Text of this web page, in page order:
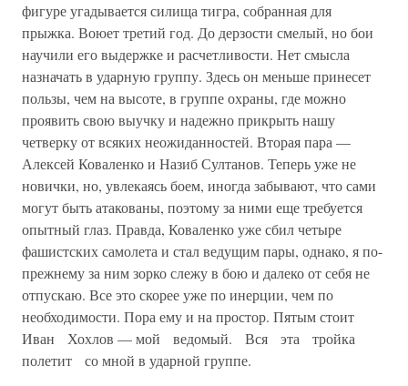
фигуре угадывается силища тигра, собранная для
прыжка. Воюет третий год. До дерзости смелый, но бои
научили его выдержке и расчетливости. Нет смысла
назначать в ударную группу. Здесь он меньше принесет
пользы, чем на высоте, в группе охраны, где можно
проявить свою выучку и надежно прикрыть нашу
четверку от всяких неожиданностей. Вторая пара —
Алексей Коваленко и Назиб Султа­нов. Теперь уже не
новички, но, увлекаясь боем, иногда забывают, что сами
могут быть атакованы, поэтому за ними еще требуется
опытный глаз. Правда, Коваленко уже сбил четыре
фашистских самолета и стал ведущим пары, однако, я по-
прежнему за ним зорко слежу в бою и далеко от себя не
отпускаю. Все это скорее уже по инерции, чем по
необходимости. Пора ему и на простор. Пятым стоит
Иван Хохлов — мой ведомый. Вся эта тройка
полетит со мной в ударной группе.